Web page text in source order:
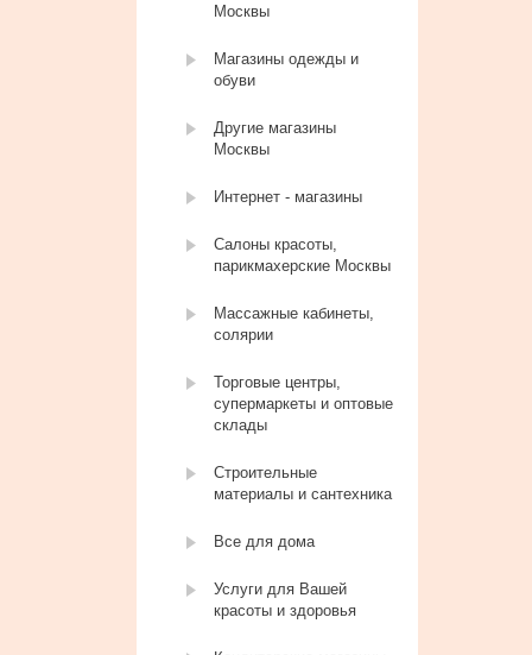
Москвы
Магазины одежды и
обуви
Другие магазины
Москвы
Интернет - магазины
Салоны красоты,
парикмахерские Москвы
Массажные кабинеты,
солярии
Торговые центры,
супермаркеты и оптовые
склады
Строительные
материалы и сантехника
Все для дома
Услуги для Вашей
красоты и здоровья